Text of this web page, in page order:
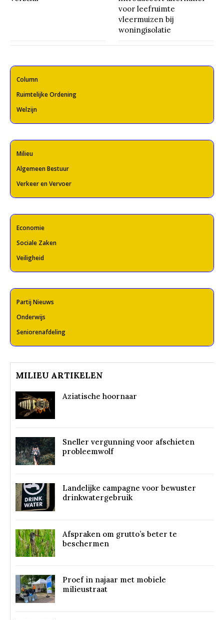
voor leefruimte
vleermuizen bij
woningisolatie
Column
Ruimtelijke Ordening
Welzijn
Milieu
Algemeen Bestuur
Verkeer en Vervoer
Economie
Sociale Zaken
Veiligheid
Partij Nieuws
Onderwijs
Seniorenafdeling
MILIEU ARTIKELEN
Aziatische hoornaar
Sneller vergunning voor afschieten
probleemwolf
Landelijke campagne voor bewuster
drinkwatergebruik
Afspraken om grutto’s beter te
beschermen
Proef in najaar met mobiele
milieustraat